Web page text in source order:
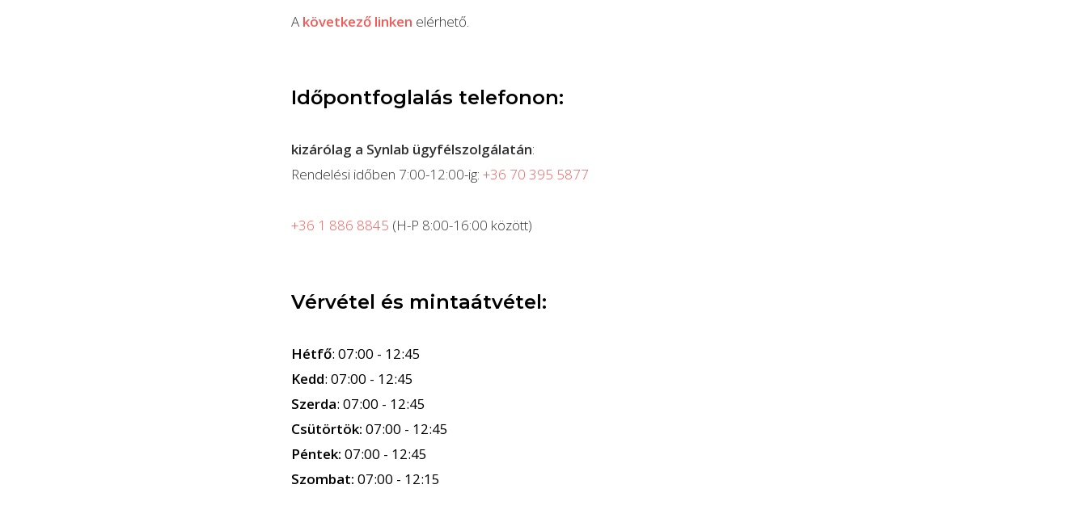
A következő linken elérhető.
Időpontfoglalás telefonon:
kizárólag a Synlab ügyfélszolgálatán:
Rendelési időben 7:00-12:00-ig:+36 70 395 5877
+36 1 886 8845 (H-P 8:00-16:00 között)
Vérvétel és mintaátvétel:
Hétfő: 07:00 - 12:45
Kedd: 07:00 - 12:45
Szerda: 07:00 - 12:45
Csütörtök:07:00 - 12:45
Péntek:07:00 - 12:45
Szombat:07:00 - 12:15